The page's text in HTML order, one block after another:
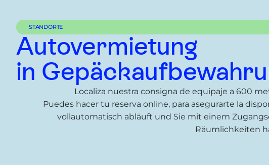
STANDORTE
Autovermietung
in
Localiza nuestra consigna de equipaje a 600
Puedes hacer tu reserva online, para asegurarte la
vollautomatisch abläuft und Sie mit einem
Räumlichkeiten